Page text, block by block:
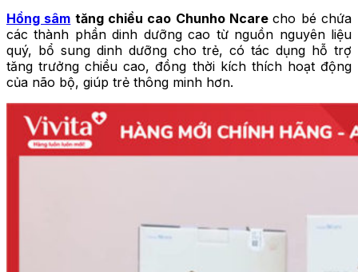
Hồng sâm tăng chiều cao Chunho Ncarecho bé chứa
các thành phần dinh dưỡng cao từ nguồn nguyên liệu
quý, bổ sung dinh dưỡng cho trẻ, có tác dụng hỗ trợ
tăng trưởng chiều cao, đồng thời kích thích hoạt động
của não bộ, giúp trẻ thông minh hơn.